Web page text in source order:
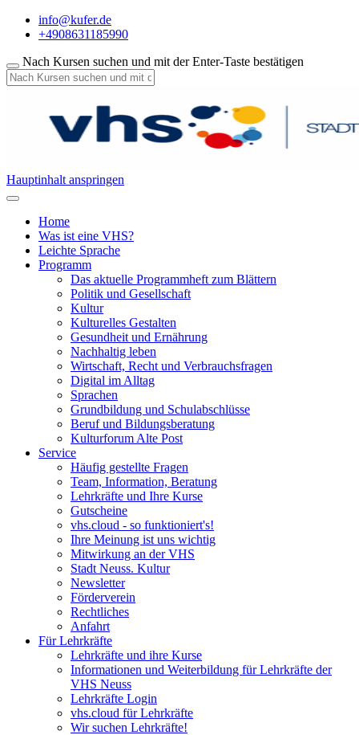
info@kufer.de
+4908631185990
Nach Kursen suchen und mit der Enter-Taste bestätigen
Hauptinhalt anspringen
Home
Was ist eine VHS?
Leichte Sprache
Programm
Das aktuelle Programmheft zum Blättern
Politik und Gesellschaft
Kultur
Kulturelles Gestalten
Gesundheit und Ernährung
Nachhaltig leben
Wirtschaft, Recht und Verbrauchsfragen
Digital im Alltag
Sprachen
Grundbildung und Schulabschlüsse
Beruf und Bildungsberatung
Kulturforum Alte Post
Service
Häufig gestellte Fragen
Team, Information, Beratung
Lehrkräfte und Ihre Kurse
Gutscheine
vhs.cloud - so funktioniert's!
Ihre Meinung ist uns wichtig
Mitwirkung an der VHS
Stadt Neuss. Kultur
Newsletter
Förderverein
Rechtliches
Anfahrt
Für Lehrkräfte
Lehrkräfte und ihre Kurse
Informationen und Weiterbildung für Lehrkräfte der
VHS Neuss
Lehrkräfte Login
vhs.cloud für Lehrkräfte
Wir suchen Lehrkräfte!